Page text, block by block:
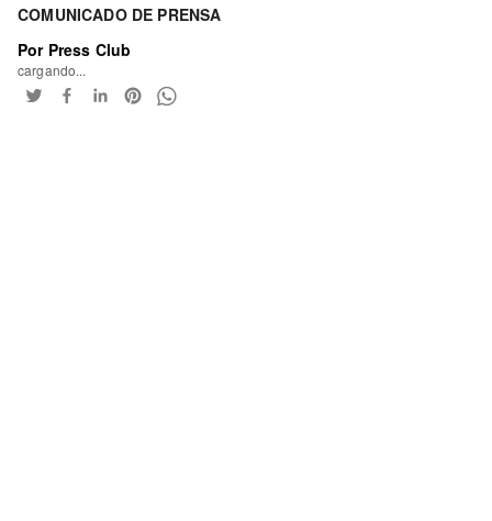
COMUNICADO DE PRENSA
Por Press Club
cargando...